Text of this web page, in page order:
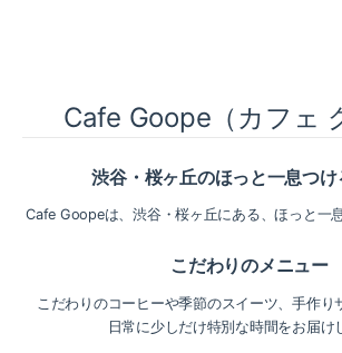
Cafe Goope（カフェ
渋谷・桜ヶ丘のほっと一息つけ
Cafe Goopeは、渋谷・桜ヶ丘にある、ほっと一
こだわりのメニュー
こだわりのコーヒーや季節のスイーツ、手作り
日常に少しだけ特別な時間をお届け